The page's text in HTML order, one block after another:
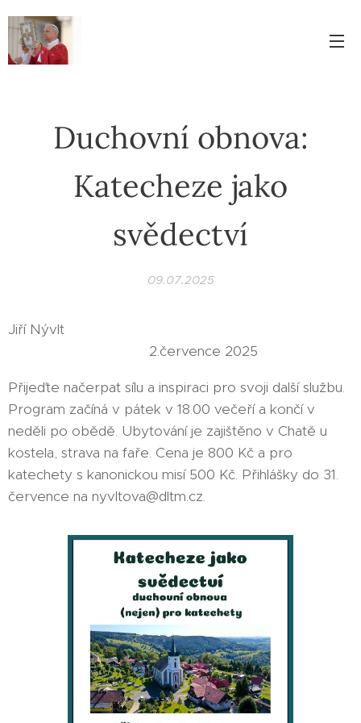
Duchovní obnova:
Katecheze jako
svědectví
09.07.2025
Jiří Nývlt
2.července 2025
Přijeďte načerpat sílu a inspiraci pro svoji další službu.
Program začíná v pátek v 18.00 večeří a končí v
neděli po obědě. Ubytování je zajištěno v Chatě u
kostela, strava na faře. Cena je 800 Kč a pro
katechety s kanonickou misí 500 Kč. Přihlášky do 31.
července na nyvltova@dltm.cz.